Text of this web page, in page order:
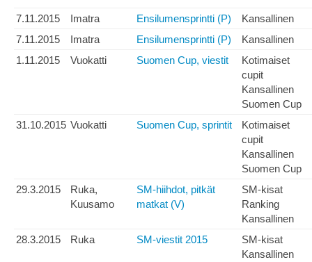
7.11.2015 Imatra Ensilumensprintti (P)
Kansallinen
7.11.2015
Imatra Ensilumensprintti (P)
Kansallinen
1.11.2015
Vuokatti Suomen Cup, viestit
Kotimaiset
cupit
Kansallinen
Suomen Cup
31.10.2015 Vuokatti Suomen Cup, sprintit
Kotimaiset
cupit
Kansallinen
Suomen Cup
29.3.2015
Ruka,
Kuusamo
SM-hiihdot, pitkät
matkat (V)
SM-kisat
Ranking
Kansallinen
28.3.2015
Ruka SM-viestit 2015
SM-kisat
Kansallinen